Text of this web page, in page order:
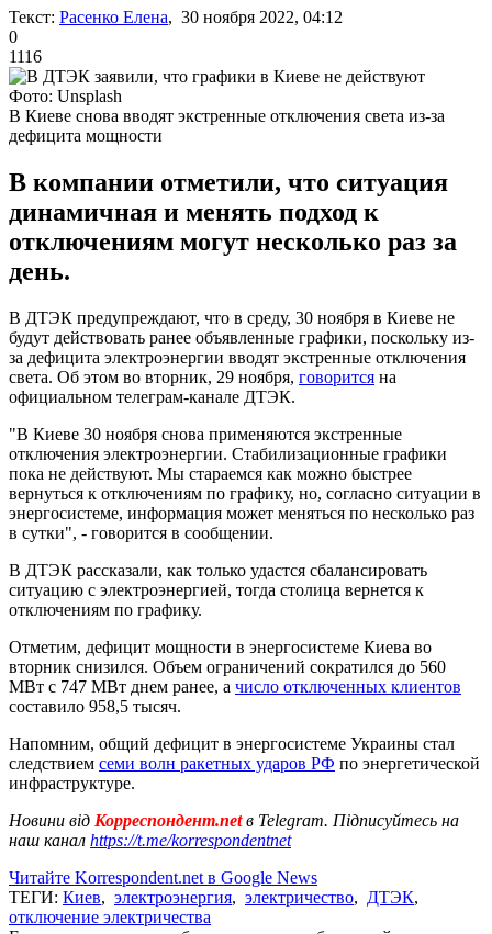
Текст: Расенко Елена, 30 ноября 2022, 04:12
0
1116
Фото: Unsplash
В Киеве снова вводят экстренные отключения света из-за
дефицита мощности
В компании отметили, что ситуация
динамичная и менять подход к
отключениям могут несколько раз за
день.
В ДТЭК предупреждают, что в среду, 30 ноября в Киеве не
будут действовать ранее объявленные графики, поскольку из-
за дефицита электроэнергии вводят экстренные отключения
света. Об этом во вторник, 29 ноября, говорится на
официальном телеграм-канале ДТЭК.
"В Киеве 30 ноября снова применяются экстренные
отключения электроэнергии. Стабилизационные графики
пока не действуют. Мы стараемся как можно быстрее
вернуться к отключениям по графику, но, согласно ситуации в
энергосистеме, информация может меняться по несколько раз
в сутки", - говорится в сообщении.
В ДТЭК рассказали, как только удастся сбалансировать
ситуацию с электроэнергией, тогда столица вернется к
отключениям по графику.
Отметим, дефицит мощности в энергосистеме Киева во
вторник снизился. Объем ограничений сократился до 560
МВт с 747 МВт днем ранее, а число отключенных клиентов
составило 958,5 тысяч.
Напомним, общий дефицит в энергосистеме Украины стал
следствием семи волн ракетных ударов РФ по энергетической
инфраструктуре.
Новини від Корреспондент.netв Telegram. Підписуйтесь на
наш канал https://t.me/korrespondentnet
Читайте Korrespondent.net в Google News
ТЕГИ: Киев, электроэнергия, электричество, ДТЭК,
отключение электричества